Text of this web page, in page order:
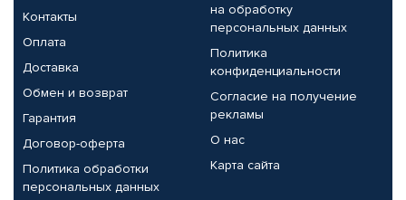
Контакты
Оплата
Доставка
Обмен и возврат
Гарантия
Договор-оферта
Политика обработки
персональных данных
на обработку
персональных данных
Политика
конфиденциальности
Согласие на получение
рекламы
О нас
Карта сайта